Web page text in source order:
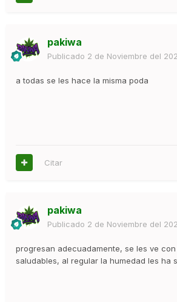
pakiwa
Publicado 2 de Noviembre del
a todas se les hace la misma poda
Citar
pakiwa
Publicado 2 de Noviembre del
progresan adecuadamente, se les ve
saludables, al regular la humedad les ha